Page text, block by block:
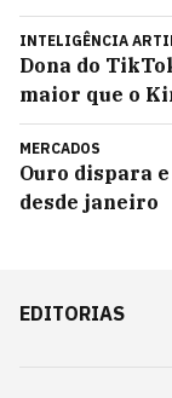
INTELIGÊNCIA
Dona do
maior que o
MERCADOS
Ouro dispara
desde janeiro
EDITORIAS